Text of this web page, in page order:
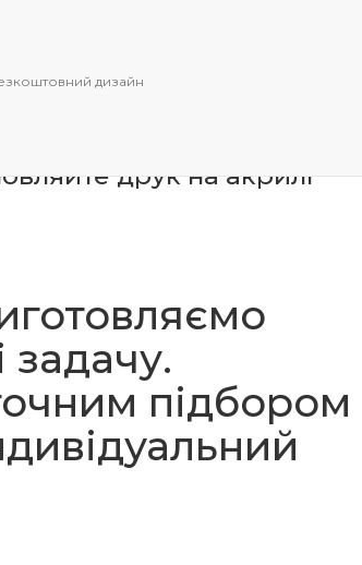
дизайн
деталізацією. Ми
панелей під замовлення,
створює ефект
друк на акрилі
задачу.
підбором